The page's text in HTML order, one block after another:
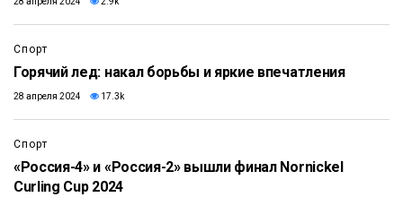
Спорт
Горячий лед: накал борьбы и яркие впечатления
28 апреля 2024 17.3k
Спорт
«Россия-4» и «Россия-2» вышли финал Nornickel
Curling Cup 2024